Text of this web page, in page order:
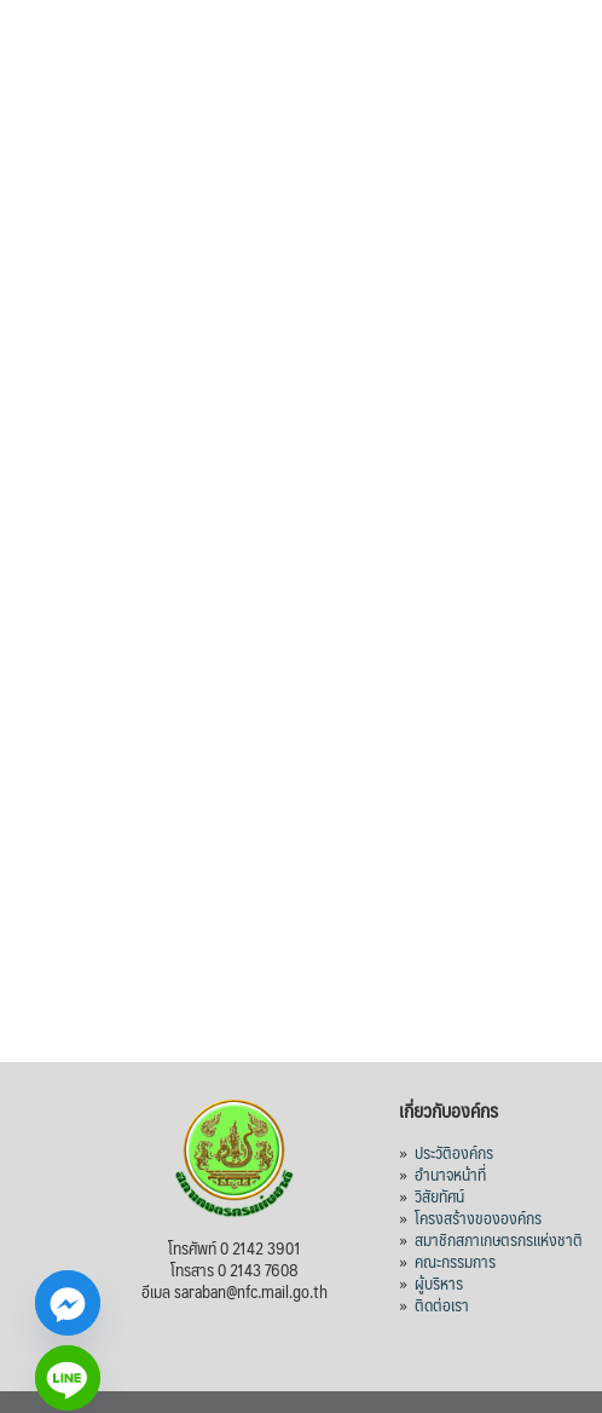
โทรศัพท์ 0 2142 3901
โทรสาร 0 2143 7608
อีเมล saraban@nfc.mail.go.th
เกี่ยวกับองค์กร
»ประวัติองค์กร
»อำนาจหน้าที่
»วิสัยทัศน์
»โครงสร้างขององค์กร
»สมาชิกสภาเกษตรกรแห่งชาติ
»คณะกรรมการ
» ผู้บริหาร
»ติดต่อเรา